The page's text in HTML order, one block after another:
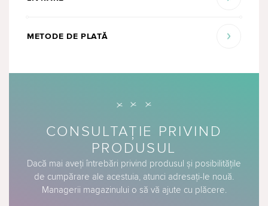
METODE DE PLATĂ
CONSULTAȚIE PRIVIND
PRODUSUL
Dacă mai aveți întrebări privind produsul și posibilitățile
de cumpărare ale acestuia, atunci adresați-le nouă.
Managerii magazinului o să vă ajute cu plăcere.